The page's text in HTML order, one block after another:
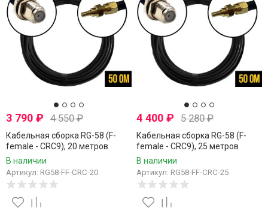
3 790 ₽ 4 550₽
Кабельная сборка RG-58 (F-
female - CRC9), 20 метров
В наличии
Артикул: RG58-FF-CRC-20
4 400₽ 5 280₽
Кабельная сборка RG-58 (F-
female - CRC9), 25 метров
В наличии
Артикул: RG58-FF-CRC-25